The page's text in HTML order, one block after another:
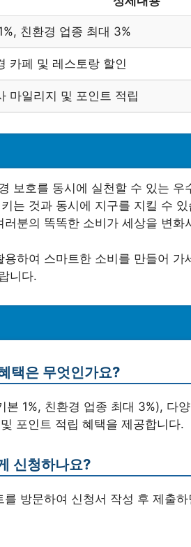
친환경 업종 최대 3%
카페 및 레스토랑 할인
마일리지 및 포인트 적립
보호를 동시에 실천할 수 있는 우
는 것과 동시에 지구를 지킬 수
분의 똑똑한 소비가 세상을 변화
하여 스마트한 소비를 만들어 가
니다.
택은 무엇인가요?
1%, 친환경 업종 최대 3%), 다
포인트 적립 혜택을 제공합니다.
신청하나요?
방문하여 신청서 작성 후 제출